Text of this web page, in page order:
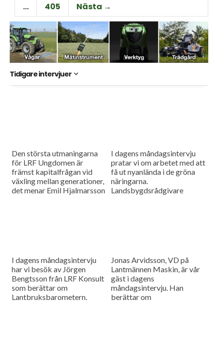
…
405 Nästa →
Tidigare intervjuer
Den största utmaningarna
för LRF Ungdomen är
främst kapitalfrågan vid
växling mellan generationer,
det menar Emil Hjalmarsson
I dagens måndagsintervju
pratar vi om arbetet med att
få ut nyanlända i de gröna
näringarna.
Landsbygdsrådgivare
I dagens måndagsintervju
har vi besök av Jörgen
Bengtsson från LRF Konsult
som berättar om
Lantbruksbarometern.
Jonas Arvidsson, VD på
Lantmännen Maskin, är vår
gäst i dagens
måndagsintervju. Han
berättar om